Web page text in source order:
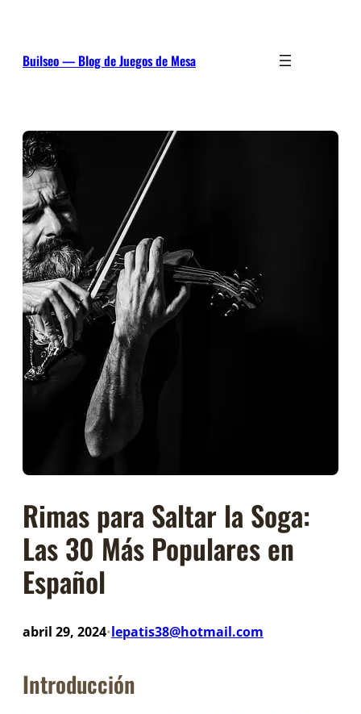
Builseo — Blog de Juegos de Mesa
Rimas para Saltar la Soga:
Las 30 Más Populares en
Español
abril 29, 2024•lepatis38@hotmail.com
Introducción